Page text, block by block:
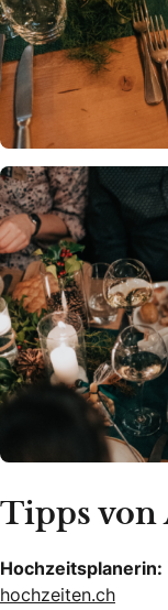
Tipps von
Hochzeitsplanerin:
hochzeiten.ch